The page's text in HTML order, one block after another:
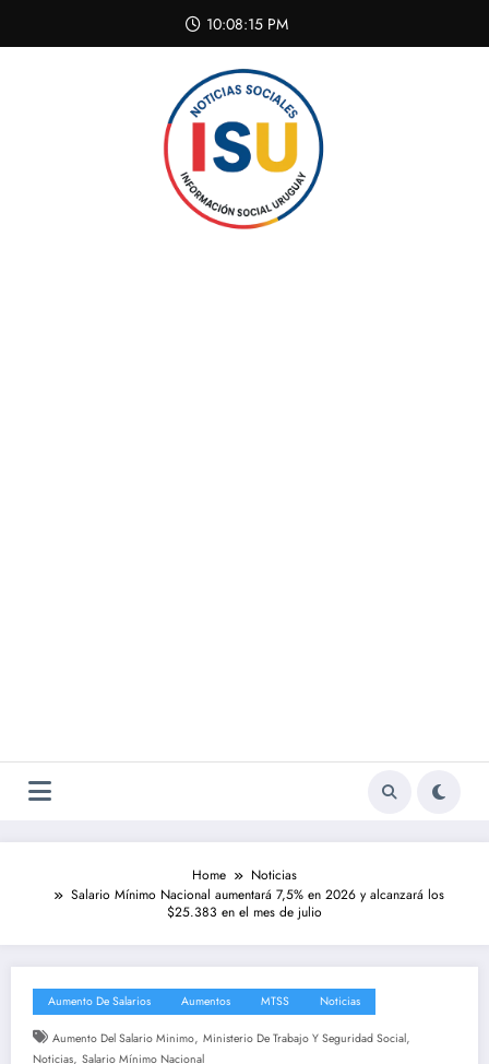
content
10:08:16 PM
Home
Noticias
Salario Mínimo Nacional aumentará 7,5% en 2026 y alcanzará los
$25.383 en el mes de julio
Aumento De Salarios Aumentos MTSS Noticias
Aumento Del Salario Minimo, Ministerio De Trabajo Y Seguridad Social,
Noticias, Salario Mínimo Nacional